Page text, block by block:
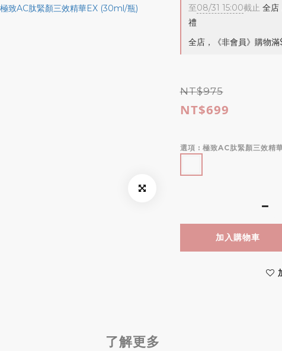
至08/31 15:00截止 全店
禮
全店，《非會員》購物
NT$975
NT$699
選項 : 極致AC肽緊顏三效
加入購物車
了解更多